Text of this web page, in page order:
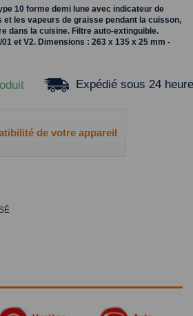
10 forme demi lune avec indicateur de
les vapeurs de graisse pendant la cuisson,
dans la cuisine. Filtre auto-extinguible.
et V2. Dimensions : 263 x 135 x 25 mm -
Expédié sous 24
de votre appareil